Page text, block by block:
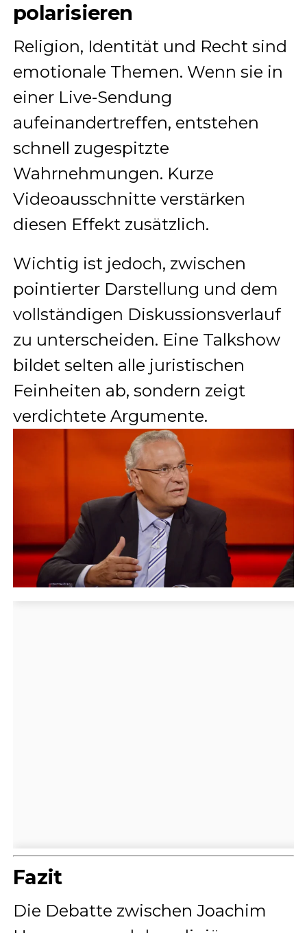
polarisieren
Religion, Identität und Recht sind
emotionale Themen. Wenn sie in
einer Live-Sendung
aufeinandertreffen, entstehen
schnell zugespitzte
Wahrnehmungen. Kurze
Videoausschnitte verstärken
diesen Effekt zusätzlich.
Wichtig ist jedoch, zwischen
pointierter Darstellung und dem
vollständigen Diskussionsverlauf
zu unterscheiden. Eine Talkshow
bildet selten alle juristischen
Feinheiten ab, sondern zeigt
verdichtete Argumente.
Fazit
Die Debatte zwischen Joachim